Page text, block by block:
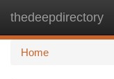
thedeepdirectory
Home